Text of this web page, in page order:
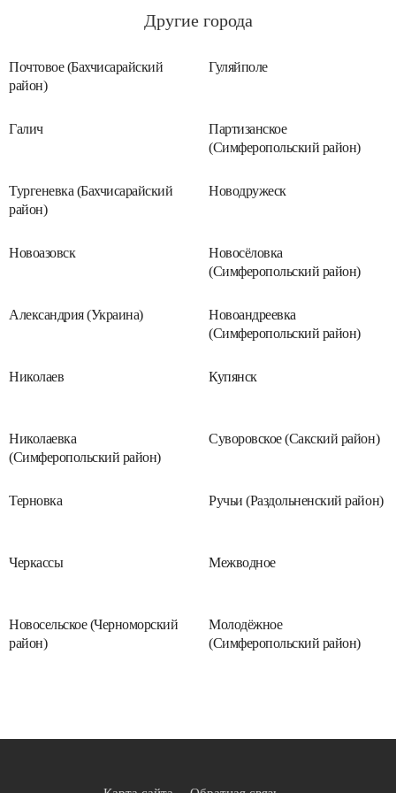
Другие города
Почтовое (Бахчисарайский
район)
Гуляйполе
Галич
Партизанское
(Симферопольский район)
Тургеневка (Бахчисарайский
район)
Новодружеск
Новоазовск
Новосёловка
(Симферопольский район)
Александрия (Украина)
Новоандреевка
(Симферопольский район)
Николаев Купянск
Николаевка
(Симферопольский район)
Суворовское (Сакский район)
Терновка Ручьи (Раздольненский район)
Черкассы Межводное
Новосельское (Черноморский
район)
Молодёжное
(Симферопольский район)